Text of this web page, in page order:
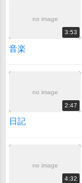
no image
3:53
音楽
no image
2:47
日記
no image
4:32